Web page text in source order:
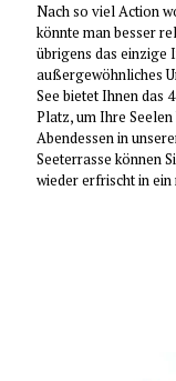
Nach so viel Action
könnte man besser
übrigens das
außergewöhnliches
See bietet Ihnen das
Platz, um Ihre
Abendessen in
Seeterrasse können
wieder erfrischt in ein